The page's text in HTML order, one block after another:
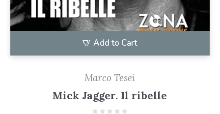
Add to Cart
Marco Tesei
Mick Jagger. Il ribelle